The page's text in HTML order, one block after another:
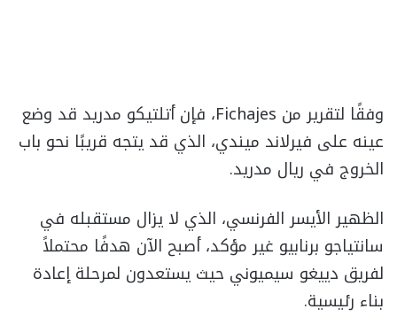
وفقًا لتقرير من Fichajes، فإن أتلتيكو مدريد قد وضع
عينه على فيرلاند ميندي، الذي قد يتجه قريبًا نحو باب
الخروج في ريال مدريد.
الظهير الأيسر الفرنسي، الذي لا يزال مستقبله في
سانتياجو برنابيو غير مؤكد، أصبح الآن هدفًا محتملاً
لفريق دييغو سيميوني حيث يستعدون لمرحلة إعادة
بناء رئيسية.